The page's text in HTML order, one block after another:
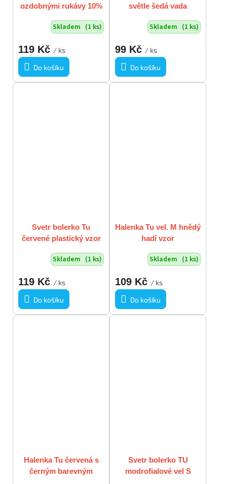
ozdobnými rukávy 10%
Skladem (1 ks)
119 Kč / ks
Do košíku
světle šedá vada
Skladem (1 ks)
99 Kč / ks
Do košíku
Svetr bolerko Tu
červené plastický vzor
Skladem (1 ks)
119 Kč / ks
Do košíku
Halenka Tu vel. M hnědý
hadí vzor
Skladem (1 ks)
109 Kč / ks
Do košíku
Halenka Tu červená s
černým barevným
Svetr bolerko TU
modrofialové vel S